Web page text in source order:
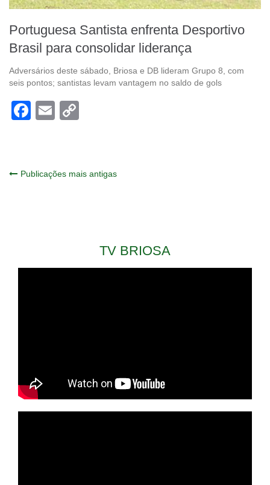
Portuguesa Santista enfrenta Desportivo
Brasil para consolidar liderança
Adversários deste sábado, Briosa e DB lideram Grupo 8, com
seis pontos; santistas levam vantagem no saldo de gols
Facebook
Email
Navegação
Publicações mais antigas
TV BRIOSA